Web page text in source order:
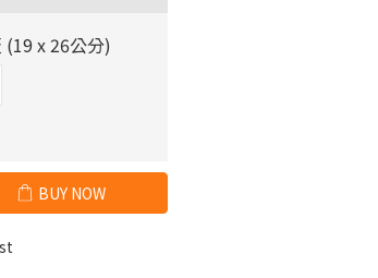
x 26公分)
BUY NOW